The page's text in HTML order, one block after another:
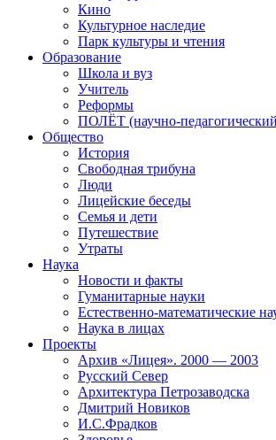
Кино
Культурное наследие
Парк культуры и чтения
Образование
Школа и вуз
Учитель
Реформы
ПОЛЁТ (научно-
Общество
История
Свободная трибуна
Люди
Лицейские беседы
Семья и дети
Путешествие
Утраты
Наука
Новости и факты
Гуманитарные науки
Естественно-математические
Наука в лицах
Проекты
Архив «Лицея». 2000 — 2003
Русский Север
Архитектура Петрозаводска
Дмитрий Новиков
И.С.Фрадков